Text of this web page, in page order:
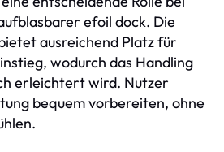
efoil dock. Die
ausreichend Platz für
wodurch das Handling
erleichtert wird. Nutzer
bequem vorbereiten, ohne